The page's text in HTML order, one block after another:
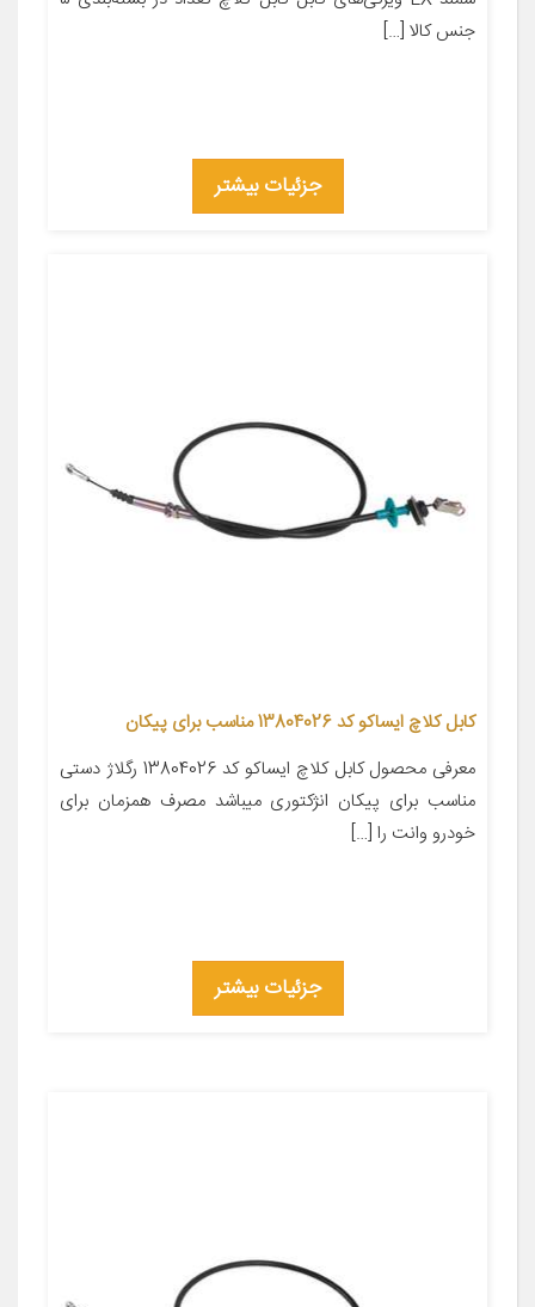
جنس کالا […]
جزئیات بیشتر
کابل کلاچ ایساکو کد 13804026 مناسب برای پیکان
معرفی محصول کابل کلاچ ایساکو کد 13804026 رگلاژ دستی
مناسب برای پیکان انژکتوری میباشد مصرف همزمان برای
خودرو وانت را […]
جزئیات بیشتر